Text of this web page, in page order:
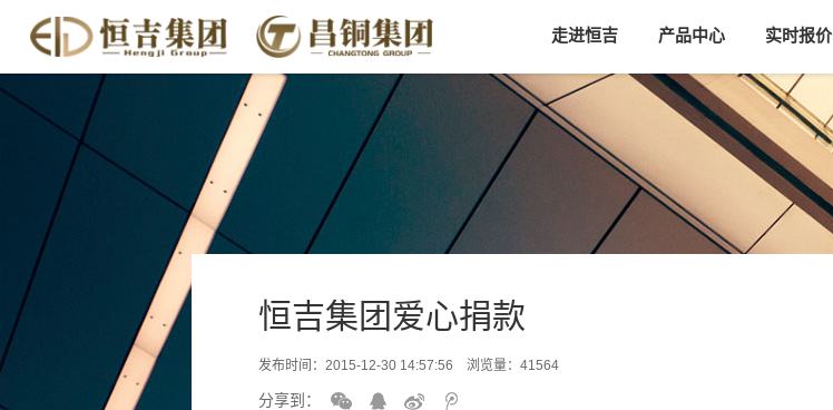
走进恒吉 产品中心 实时报价
恒吉集团爱心捐款
发布时间：2015-12-30 14:57:56 浏览量：41564
分享到：